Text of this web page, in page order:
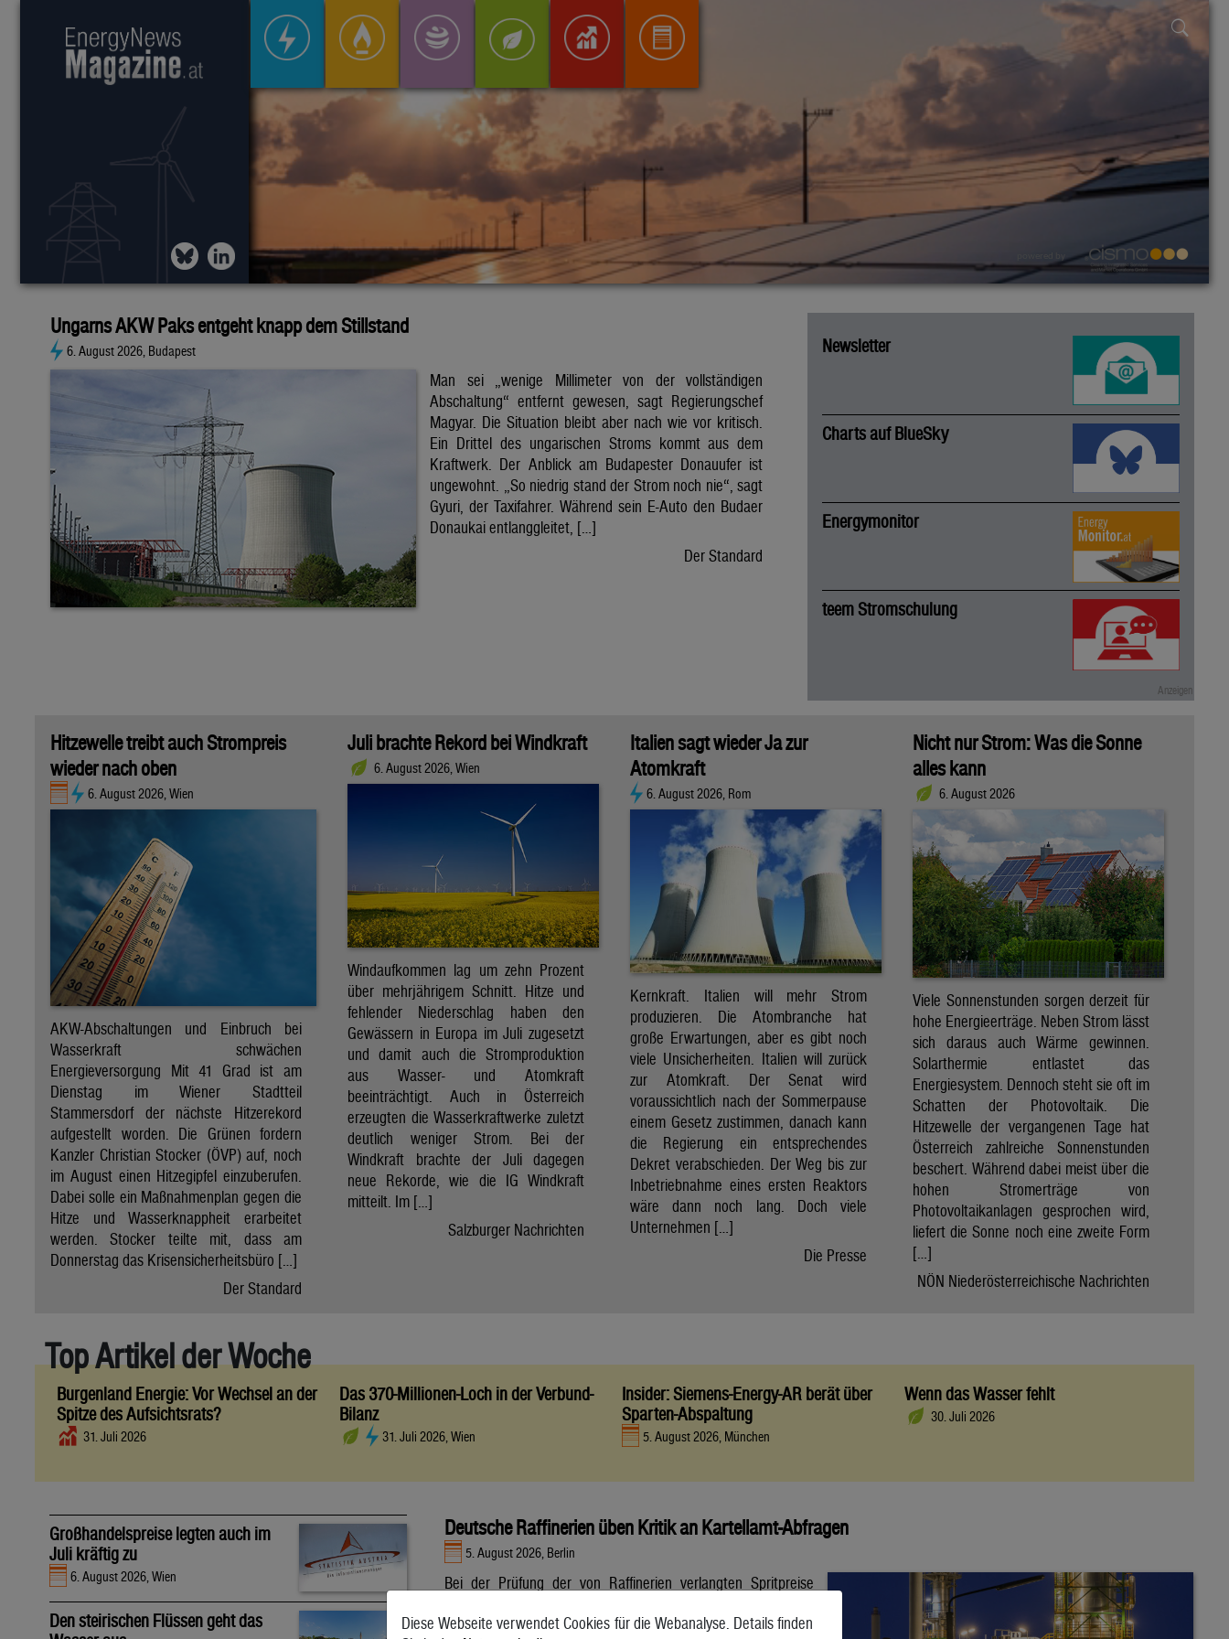
Ungarns AKW Paks entgeht knapp dem Stillstand
6. August 2026, Budapest
Man sei „wenige Millimeter von der vollständigen
Abschaltung“ entfernt gewesen, sagt Regierungschef
Magyar. Die Situation bleibt aber nach wie vor kritisch.
Ein Drittel des ungarischen Stroms kommt aus dem
Kraftwerk. Der Anblick am Budapester Donauufer ist
ungewohnt. „So niedrig stand der Strom noch nie“, sagt
Gyuri, der Taxifahrer. Während sein E-Auto den Budaer
Donaukai entlanggleitet, […]
Der Standard
Newsletter
Charts auf BlueSky
Energymonitor
teem Stromschulung
Hitzewelle treibt auch Strompreis
wieder nach oben
6. August 2026, Wien
AKW-Abschaltungen und Einbruch bei
Wasserkraft schwächen
Energieversorgung Mit 41 Grad ist am
Dienstag im Wiener Stadtteil
Stammersdorf der nächste Hitzerekord
aufgestellt worden. Die Grünen fordern
Kanzler Christian Stocker (ÖVP) auf, noch
im August einen Hitzegipfel einzuberufen.
Dabei solle ein Maßnahmenplan gegen die
Hitze und Wasserknappheit erarbeitet
werden. Stocker teilte mit, dass am
Donnerstag das Krisensicherheitsbüro […]
Der Standard
Juli brachte Rekord bei Windkraft
6. August 2026, Wien
Windaufkommen lag um zehn Prozent
über mehrjährigem Schnitt. Hitze und
fehlender Niederschlag haben den
Gewässern in Europa im Juli zugesetzt
und damit auch die Stromproduktion
aus Wasser- und Atomkraft
beeinträchtigt. Auch in Österreich
erzeugten die Wasserkraftwerke zuletzt
deutlich weniger Strom. Bei der
Windkraft brachte der Juli dagegen
neue Rekorde, wie die IG Windkraft
mitteilt. Im […]
Salzburger Nachrichten
Italien sagt wieder Ja zur
Atomkraft
6. August 2026, Rom
Kernkraft. Italien will mehr Strom
produzieren. Die Atombranche hat
große Erwartungen, aber es gibt noch
viele Unsicherheiten. Italien will zurück
zur Atomkraft. Der Senat wird
voraussichtlich nach der Sommerpause
einem Gesetz zustimmen, danach kann
die Regierung ein entsprechendes
Dekret verabschieden. Der Weg bis zur
Inbetriebnahme eines ersten Reaktors
wäre dann noch lang. Doch viele
Unternehmen […]
Die Presse
Nicht nur Strom: Was die Sonne
alles kann
6. August 2026
Viele Sonnenstunden sorgen derzeit für
hohe Energieerträge. Neben Strom lässt
sich daraus auch Wärme gewinnen.
Solarthermie entlastet das
Energiesystem. Dennoch steht sie oft im
Schatten der Photovoltaik. Die
Hitzewelle der vergangenen Tage hat
Österreich zahlreiche Sonnenstunden
beschert. Während dabei meist über die
hohen Stromerträge von
Photovoltaikanlagen gesprochen wird,
liefert die Sonne noch eine zweite Form
[…]
NÖN Niederösterreichische Nachrichten
Top Artikel der Woche
Burgenland Energie: Vor Wechsel an der
Spitze des Aufsichtsrats?
31. Juli 2026
Das 370-Millionen-Loch in der Verbund-
Bilanz
31. Juli 2026, Wien
Insider: Siemens-Energy-AR berät über
Sparten-Abspaltung
5. August 2026, München
Wenn das Wasser fehlt
30. Juli 2026
Großhandelspreise legten auch im
Juli kräftig zu
6. August 2026, Wien
Den steirischen Flüssen geht das
Deutsche Raffinerien üben Kritik an Kartellamt-Abfragen
5. August 2026, Berlin
Bei der Prüfung der von Raffinerien verlangten Spritpreise
der Mineralölwirtschaft einige Hürden. Der
Diese Webseite verwendet Cookies für die Webanalyse. Details finden